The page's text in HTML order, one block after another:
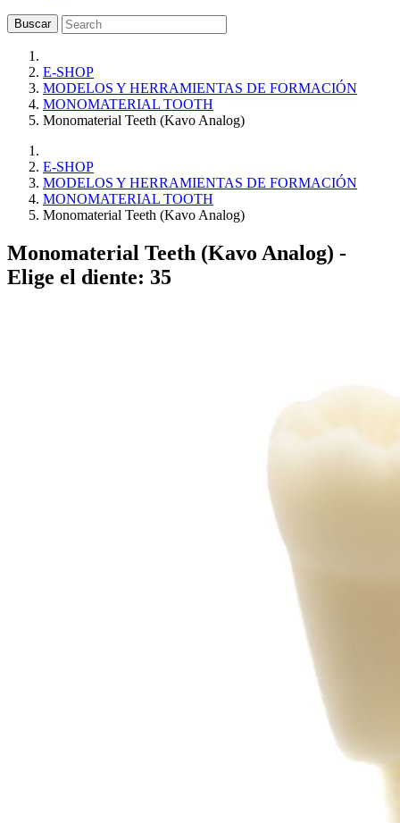
Buscar
E-SHOP
MODELOS Y HERRAMIENTAS DE FORMACIÓN
MONOMATERIAL TOOTH
Monomaterial Teeth (Kavo Analog)
E-SHOP
MODELOS Y HERRAMIENTAS DE FORMACIÓN
MONOMATERIAL TOOTH
Monomaterial Teeth (Kavo Analog)
Monomaterial Teeth (Kavo Analog) -
Elige el diente: 35